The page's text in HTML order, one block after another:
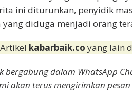
ini diturunkan, penyidik
diduga menjadi orang
kabarbaik.coyang lain
bergabung dalam WhatsApp
akan terus mengirimkan